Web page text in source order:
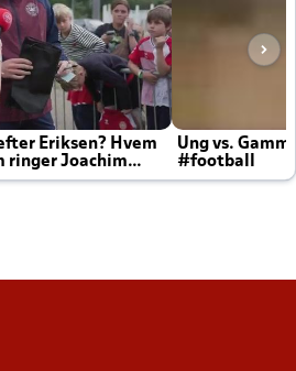
Eriksen? Hvem
ringer Joachim
Ung vs.
#football